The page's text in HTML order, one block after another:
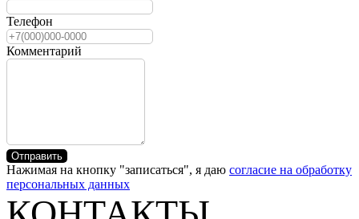
Телефон
Комментарий
Отправить
Нажимая на кнопку "записаться", я даю согласие на обработку
персональных данных